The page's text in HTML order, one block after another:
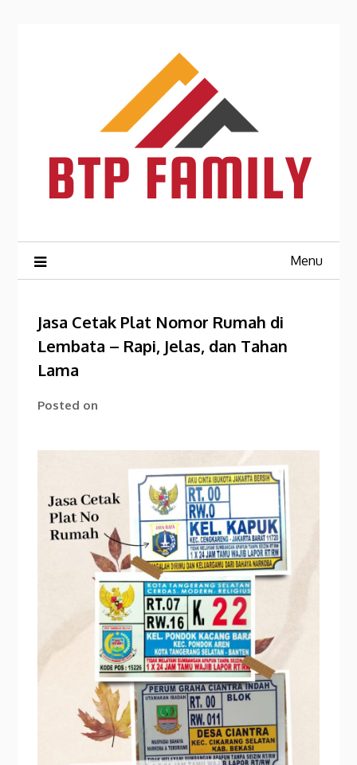
Menu
Jasa Cetak Plat Nomor Rumah di
Lembata – Rapi, Jelas, dan Tahan
Lama
Posted on